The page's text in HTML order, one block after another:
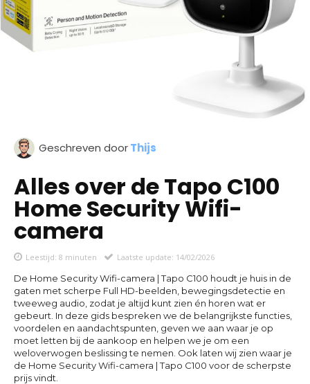
Geschreven doorThijs
Alles over de Tapo C100
Home Security Wifi-
camera
Leestijd: 8 minuten Laatste update: 14/02/2026
De Home Security Wifi-camera | Tapo C100 houdt je huis in de
gaten met scherpe Full HD-beelden, bewegingsdetectie en
tweeweg audio, zodat je altijd kunt zien én horen wat er
gebeurt. In deze gids bespreken we de belangrijkste functies,
voordelen en aandachtspunten, geven we aan waar je op
moet letten bij de aankoop en helpen we je om een
weloverwogen beslissing te nemen. Ook laten wij zien waar je
de Home Security Wifi-camera | Tapo C100 voor de scherpste
prijs vindt.